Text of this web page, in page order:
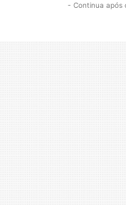
- Continua após